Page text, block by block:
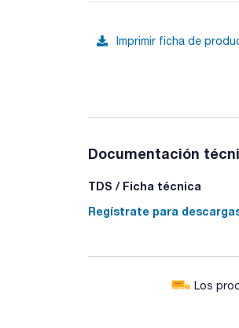
Imprimir ficha de
Documentación
TDS / Ficha técnica
Regístrate para
Los